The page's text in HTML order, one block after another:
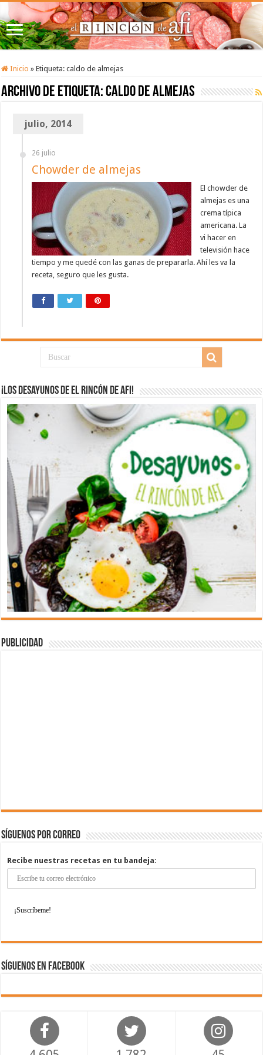
Inicio » Etiqueta:caldo de almejas
Archivo de etiqueta:caldo de almejas
julio, 2014
26 julio
Chowder de almejas
El chowder de
almejas es una
crema típica
americana. La
vi hacer en
televisión hace
tiempo y me quedé con las ganas de prepararla. Ahí les va la
receta, seguro que les gusta.
¡Los desayunos de El Rincón de Afi!
Publicidad
Síguenos por correo
Recibe nuestras recetas en tu bandeja:
Síguenos en Facebook